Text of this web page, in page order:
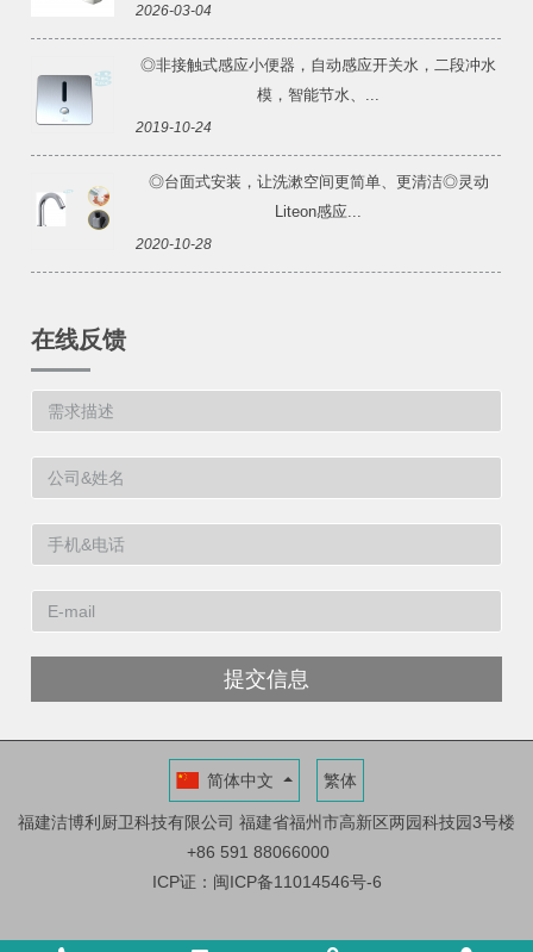
2026-03-04
◎非接触式感应小便器，自动感应开关水，二段冲水
模，智能节水、...
2019-10-24
◎台面式安装，让洗漱空间更简单、更清洁◎灵动
Liteon感应...
2020-10-28
在线反馈
提交信息
简体中文 繁体
福建洁博利厨卫科技有限公司 福建省福州市高新区两园科技园3号楼
+86 591 88066000
ICP证：闽ICP备11014546号-6